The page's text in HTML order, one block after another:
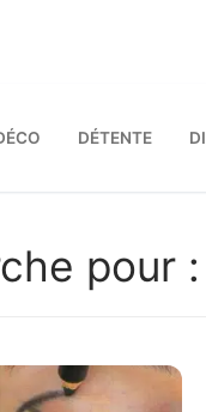
DÉTENTE
pour :